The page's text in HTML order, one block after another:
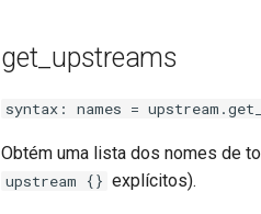
get_upstreams
syntax: names =
Obtém uma lista dos nomes de
upstream {} explícitos).